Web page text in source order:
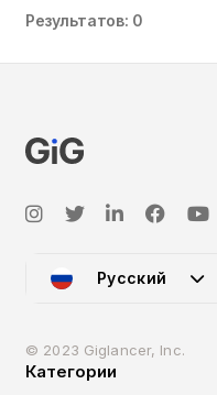
Результатов: 0
Русский
© 2023 Giglancer, Inc.
Категории